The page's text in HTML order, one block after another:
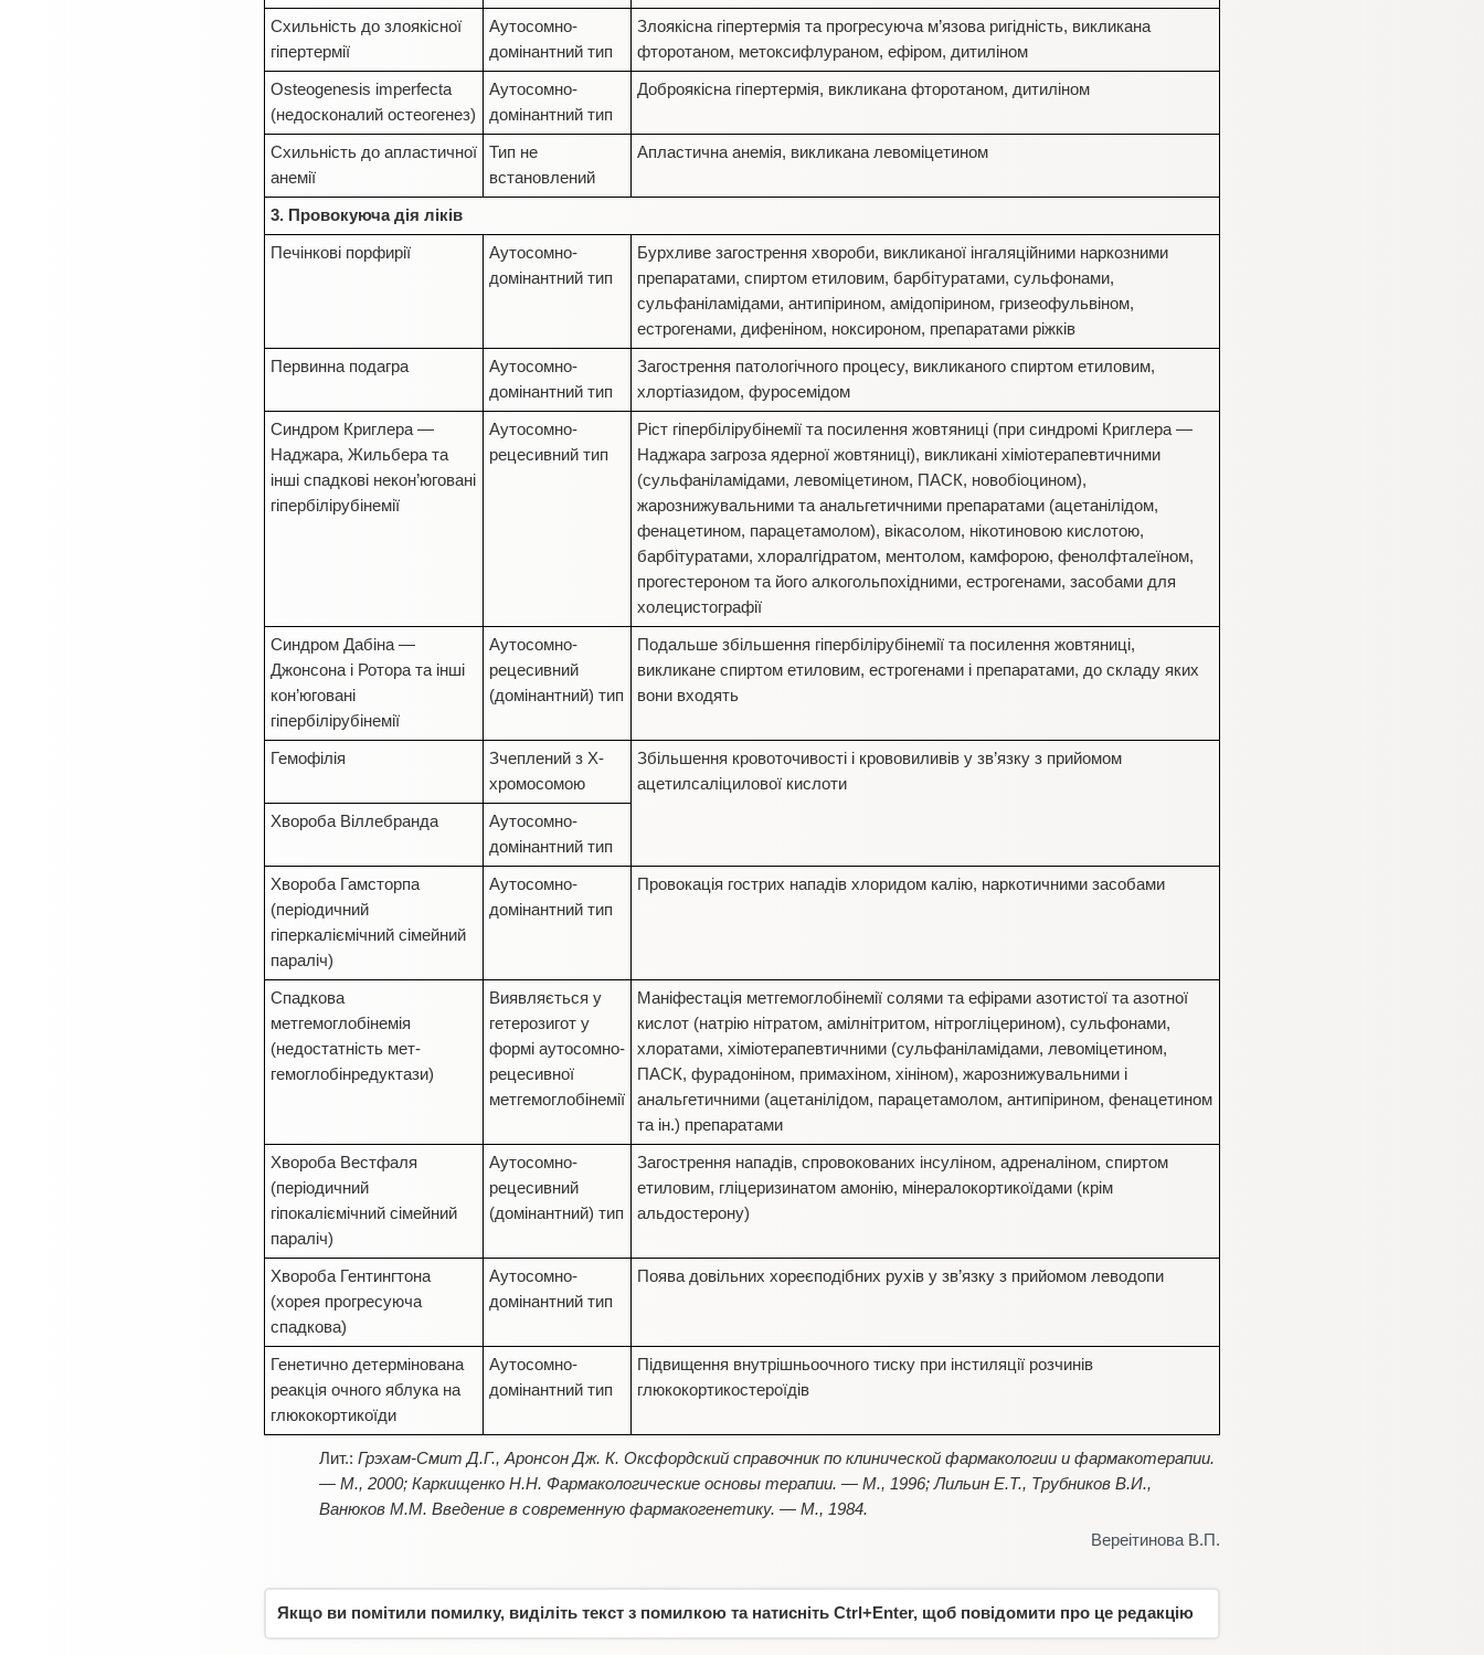
Схильність до злоякісної
гіпертермії
Аутосомно-
домінантний тип
Злоякісна гіпертермія та прогресуюча м’язова ригідність, викликана
фторотаном, метоксифлураном, ефіром, дитиліном
Osteogenesis imperfecta
(недосконалий остеогенез)
Аутосомно-
домінантний тип
Доброякісна гіпертермія, викликана фторотаном, дитиліном
Схильність до апластичної
анемії
Тип не
встановлений
Апластична анемія, викликана левоміцетином
3. Провокуюча дія ліків
Печінкові порфирії
Аутосомно-
домінантний тип
Бурхливе загострення хвороби, викликаної інгаляційними наркозними
препаратами, спиртом етиловим, барбітуратами, сульфонами,
сульфаніламідами, антипірином, амідопірином, гризеофульвіном,
естрогенами, дифеніном, ноксироном, препаратами ріжків
Первинна подагра
Аутосомно-
домінантний тип
Загострення патологічного процесу, викликаного спиртом етиловим,
хлортіазидом, фуросемідом
Синдром Криглера —
Наджара, Жильбера та
інші спадкові некон’юговані
гіпербілірубінемії
Аутосомно-
рецесивний тип
Ріст гіпербілірубінемії та посилення жовтяниці (при синдромі Криглера —
Наджара загроза ядерної жовтяниці), викликані хіміотерапевтичними
(сульфаніламідами, левоміцетином, ПАСК, новобіоцином),
жарознижувальними та анальгетичними препаратами (ацетанілідом,
фенацетином, парацетамолом), вікасолом, нікотиновою кислотою,
барбітуратами, хлоралгідратом, ментолом, камфорою, фенолфталеїном,
прогестероном та його алкогольпохідними, естрогенами, засобами для
холецистографії
Синдром Дабіна —
Джонсона і Ротора та інші
кон’юговані
гіпербілірубінемії
Аутосомно-
рецесивний
(домінантний) тип
Подальше збільшення гіпербілірубінемії та посилення жовтяниці,
викликане спиртом етиловим, естрогенами і препаратами, до складу яких
вони входять
Гемофілія
Зчеплений з Х-
хромосомою
Збільшення кровоточивості і крововиливів у зв’язку з прийомом
ацетилсаліцилової кислоти
Хвороба Віллебранда
Аутосомно-
домінантний тип
Хвороба Гамсторпа
(періодичний
гіперкаліємічний сімейний
параліч)
Аутосомно-
домінантний тип
Провокація гострих нападів хлоридом калію, наркотичними засобами
Спадкова
метгемоглобінемія
(недостатність мет-
гемоглобінредуктази)
Виявляється у
гетерозигот у
формі аутосомно-
рецесивної
метгемоглобінемії
Маніфестація метгемоглобінемії солями та ефірами азотистої та азотної
кислот (натрію нітратом, амілнітритом, нітрогліцерином), сульфонами,
хлоратами, хіміотерапевтичними (сульфаніламідами, левоміцетином,
ПАСК, фурадоніном, примахіном, хініном), жарознижувальними і
анальгетичними (ацетанілідом, парацетамолом, антипірином, фенацетином
та ін.) препаратами
Хвороба Вестфаля
(періодичний
гіпокаліємічний сімейний
параліч)
Аутосомно-
рецесивний
(домінантний) тип
Загострення нападів, спровокованих інсуліном, адреналіном, спиртом
етиловим, гліцеризинатом амонію, мінералокортикоїдами (крім
альдостерону)
Хвороба Гентингтона
(хорея прогресуюча
спадкова)
Аутосомно-
домінантний тип
Поява довільних хореєподібних рухів у зв’язку з прийомом леводопи
Генетично детермінована
реакція очного яблука на
глюкокортикоїди
Аутосомно-
домінантний тип
Підвищення внутрішньоочного тиску при інстиляції розчинів
глюкокортикостероїдів
Грэхам-Смит Д.Г., Аронсон Дж. К. Оксфордский справочник по клинической фармакологии и фармакотерапии.
— М., 2000; Каркищенко Н.Н. Фармакологические основы терапии. — М., 1996; Лильин Е.Т., Трубников В.И.,
Ванюков М.М. Введение в современную фармакогенетику. — М., 1984.
Вереітинова В.П.
Якщо ви помітили помилку, виділіть текст з помилкою та натисніть Ctrl+Enter, щоб повідомити про це редакцію